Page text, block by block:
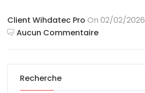
Client Wihdatec Pro On 02/02/2026
Aucun Commentaire
Recherche